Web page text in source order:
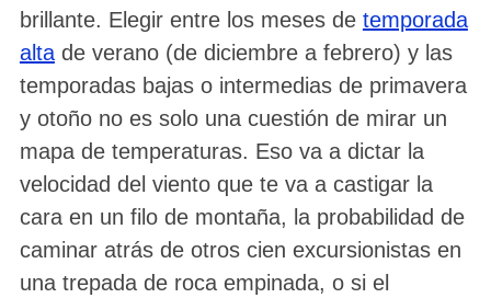
brillante. Elegir entre los meses de temporada
altade verano (de diciembre a febrero) y las
temporadas bajas o intermedias de primavera
y otoño no es solo una cuestión de mirar un
mapa de temperaturas. Eso va a dictar la
velocidad del viento que te va a castigar la
cara en un filo de montaña, la probabilidad de
caminar atrás de otros cien excursionistas en
una trepada de roca empinada, o si el